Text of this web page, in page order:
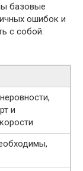
базовые
ошибок и
с собой.
и